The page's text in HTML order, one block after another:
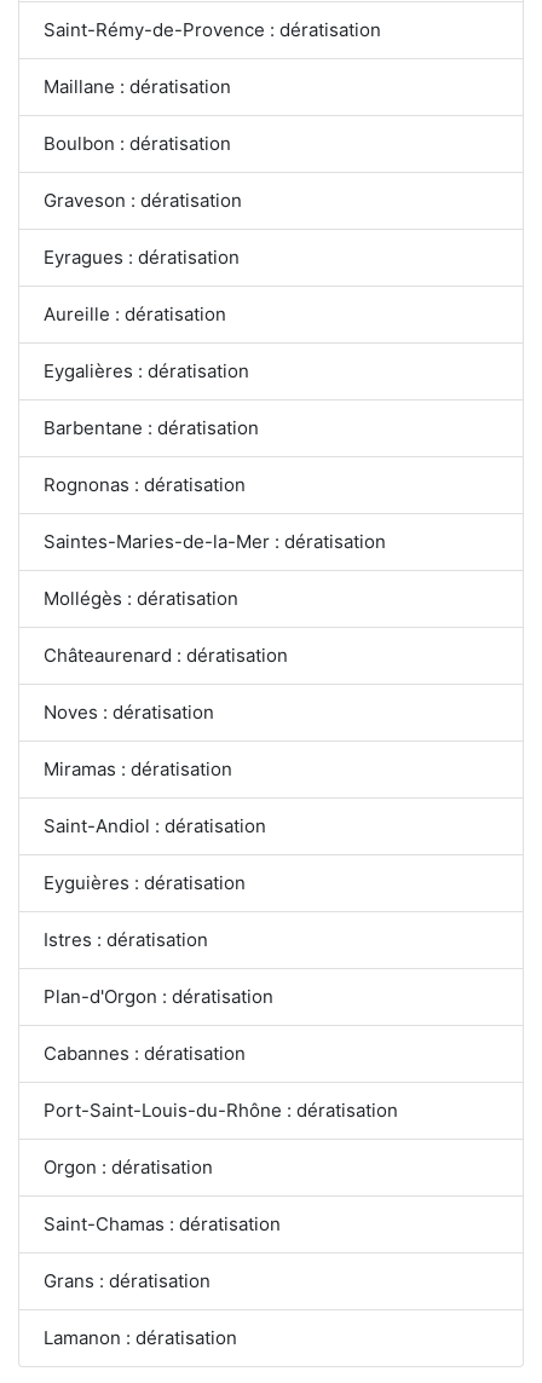
Saint-Rémy-de-Provence : dératisation
Maillane : dératisation
Boulbon : dératisation
Graveson : dératisation
Eyragues : dératisation
Aureille : dératisation
Eygalières : dératisation
Barbentane : dératisation
Rognonas : dératisation
Saintes-Maries-de-la-Mer : dératisation
Mollégès : dératisation
Châteaurenard : dératisation
Noves : dératisation
Miramas : dératisation
Saint-Andiol : dératisation
Eyguières : dératisation
Istres : dératisation
Plan-d'Orgon : dératisation
Cabannes : dératisation
Port-Saint-Louis-du-Rhône : dératisation
Orgon : dératisation
Saint-Chamas : dératisation
Grans : dératisation
Lamanon : dératisation